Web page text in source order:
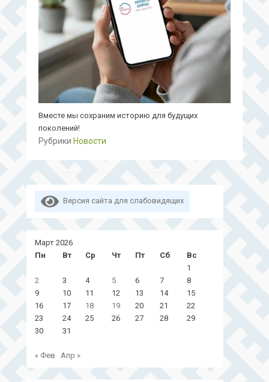
Вместе мы сохраним историю для будущих
поколений!
Рубрики Новости
Версия сайта для слабовидящих
Март 2026
Пн
Вт Ср Чт Пт Сб
Вс
1
2
3 4 5 6 7
8
9
10 11 12 13 14
15
16
17 18 19 20 21
22
23
24 25 26 27 28
29
30
31
« Фев Апр »